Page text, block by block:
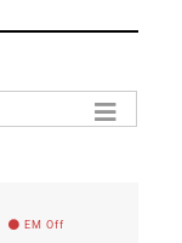
EM Off